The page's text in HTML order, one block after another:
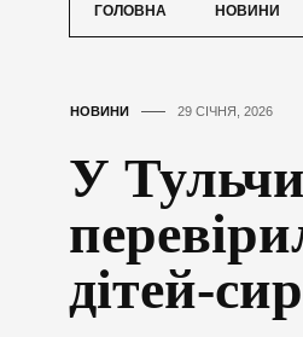
ГОЛОВНА НОВИНИ
НОВИНИ 29 СІЧНЯ, 2026
У
дітей-